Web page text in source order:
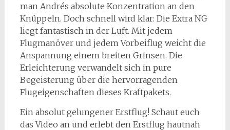
man Andrés absolute Konzentration an den
Knüppeln. Doch schnell wird klar: Die Extra NG
liegt fantastisch in der Luft. Mit jedem
Flugmanöver und jedem Vorbeiflug weicht die
Anspannung einem breiten Grinsen. Die
Erleichterung verwandelt sich in pure
Begeisterung über die hervorragenden
Flugeigenschaften dieses Kraftpakets.
Ein absolut gelungener Erstflug! Schaut euch
das Video an und erlebt den Erstflug hautnah